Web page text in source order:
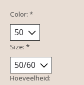
Color: *
Size: *
Hoeveelheid: